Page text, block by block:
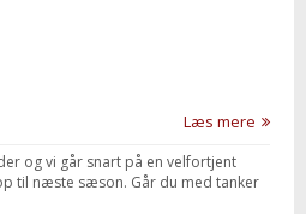
Læs mere
og vi går snart på en velfortjent
til næste sæson. Går du med tanker